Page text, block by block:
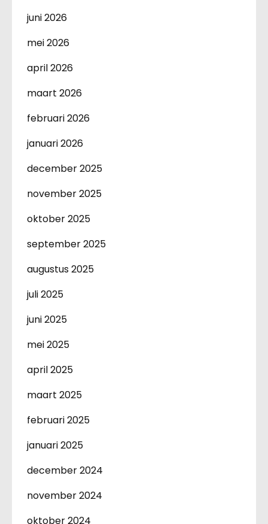
juni 2026
mei 2026
april 2026
maart 2026
februari 2026
januari 2026
december 2025
november 2025
oktober 2025
september 2025
augustus 2025
juli 2025
juni 2025
mei 2025
april 2025
maart 2025
februari 2025
januari 2025
december 2024
november 2024
oktober 2024